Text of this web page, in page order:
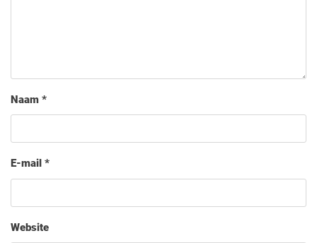
Naam *
E-mail *
Website